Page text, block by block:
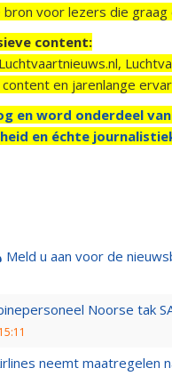
voor lezers die
content:
en jarenlange
en word onderdeel
en échte
Meld u aan voor de
Noorse tak
neemt maatregelen